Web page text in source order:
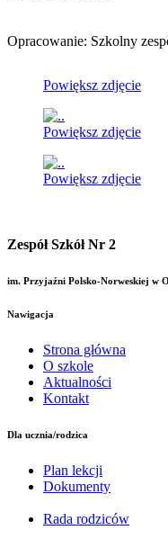
Opracowanie: Szkolny
Powiększ zdjęcie
Powiększ zdjęcie
Powiększ zdjęcie
Zespół Szkół Nr 2
im. Przyjaźni Polsko-Norweskiej w
Nawigacja
Strona główna
O szkole
Aktualności
Kontakt
Dla ucznia/rodzica
Plan lekcji
Dokumenty
Rada rodziców